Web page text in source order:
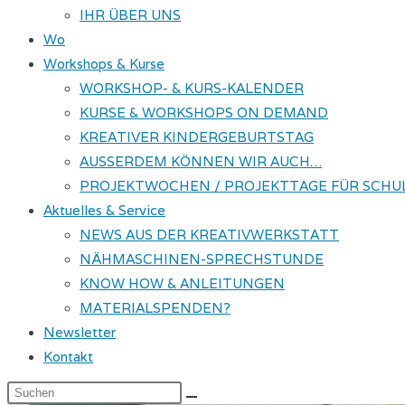
IHR ÜBER UNS
Wo
Workshops & Kurse
WORKSHOP- & KURS-KALENDER
KURSE & WORKSHOPS ON DEMAND
KREATIVER KINDERGEBURTSTAG
AUSSERDEM KÖNNEN WIR AUCH…
PROJEKTWOCHEN / PROJEKTTAGE FÜR
Aktuelles & Service
NEWS AUS DER KREATIVWERKSTATT
NÄHMASCHINEN-SPRECHSTUNDE
KNOW HOW & ANLEITUNGEN
MATERIALSPENDEN?
Newsletter
Kontakt